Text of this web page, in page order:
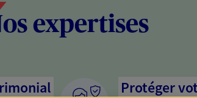
expertises
Protéger